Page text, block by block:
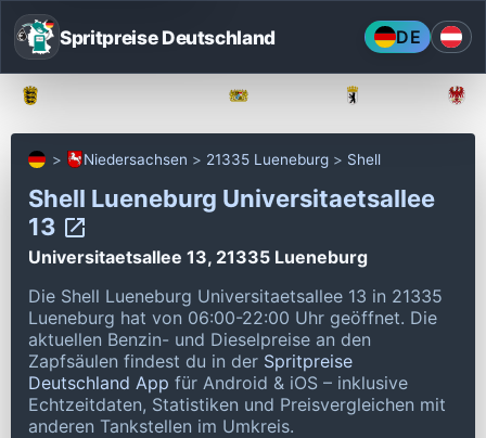
Spritpreise Deutschland DE
Niedersachsen 21335 Lueneburg Shell
Shell Lueneburg Universitaetsallee
13
Universitaetsallee 13, 21335 Lueneburg
Die Shell Lueneburg Universitaetsallee 13 in 21335
Lueneburg hat von 06:00-22:00 Uhr geöffnet. Die
aktuellen Benzin- und Dieselpreise an den
Zapfsäulen findest du in der Spritpreise
Deutschland App für Android & iOS – inklusive
Echtzeitdaten, Statistiken und Preisvergleichen mit
anderen Tankstellen im Umkreis.